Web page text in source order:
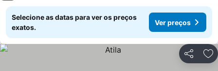
Selecione as datas para ver os preços
exatos.
Ver preços
Partilhar